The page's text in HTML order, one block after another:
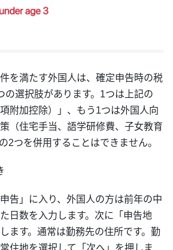
を満たす外国人は、確定申告時の税
の選択肢があります。1つは上記の
附加控除）」、もう1つは外国人向
（住宅手当、語学研修費、子女教育
2つを併用することはできません。
告」に入り、外国人の方は前年の中
日数を入力します。次に「申告地
ます。通常は勤務先の住所です。勤
住地を選択して「次へ」を押しま